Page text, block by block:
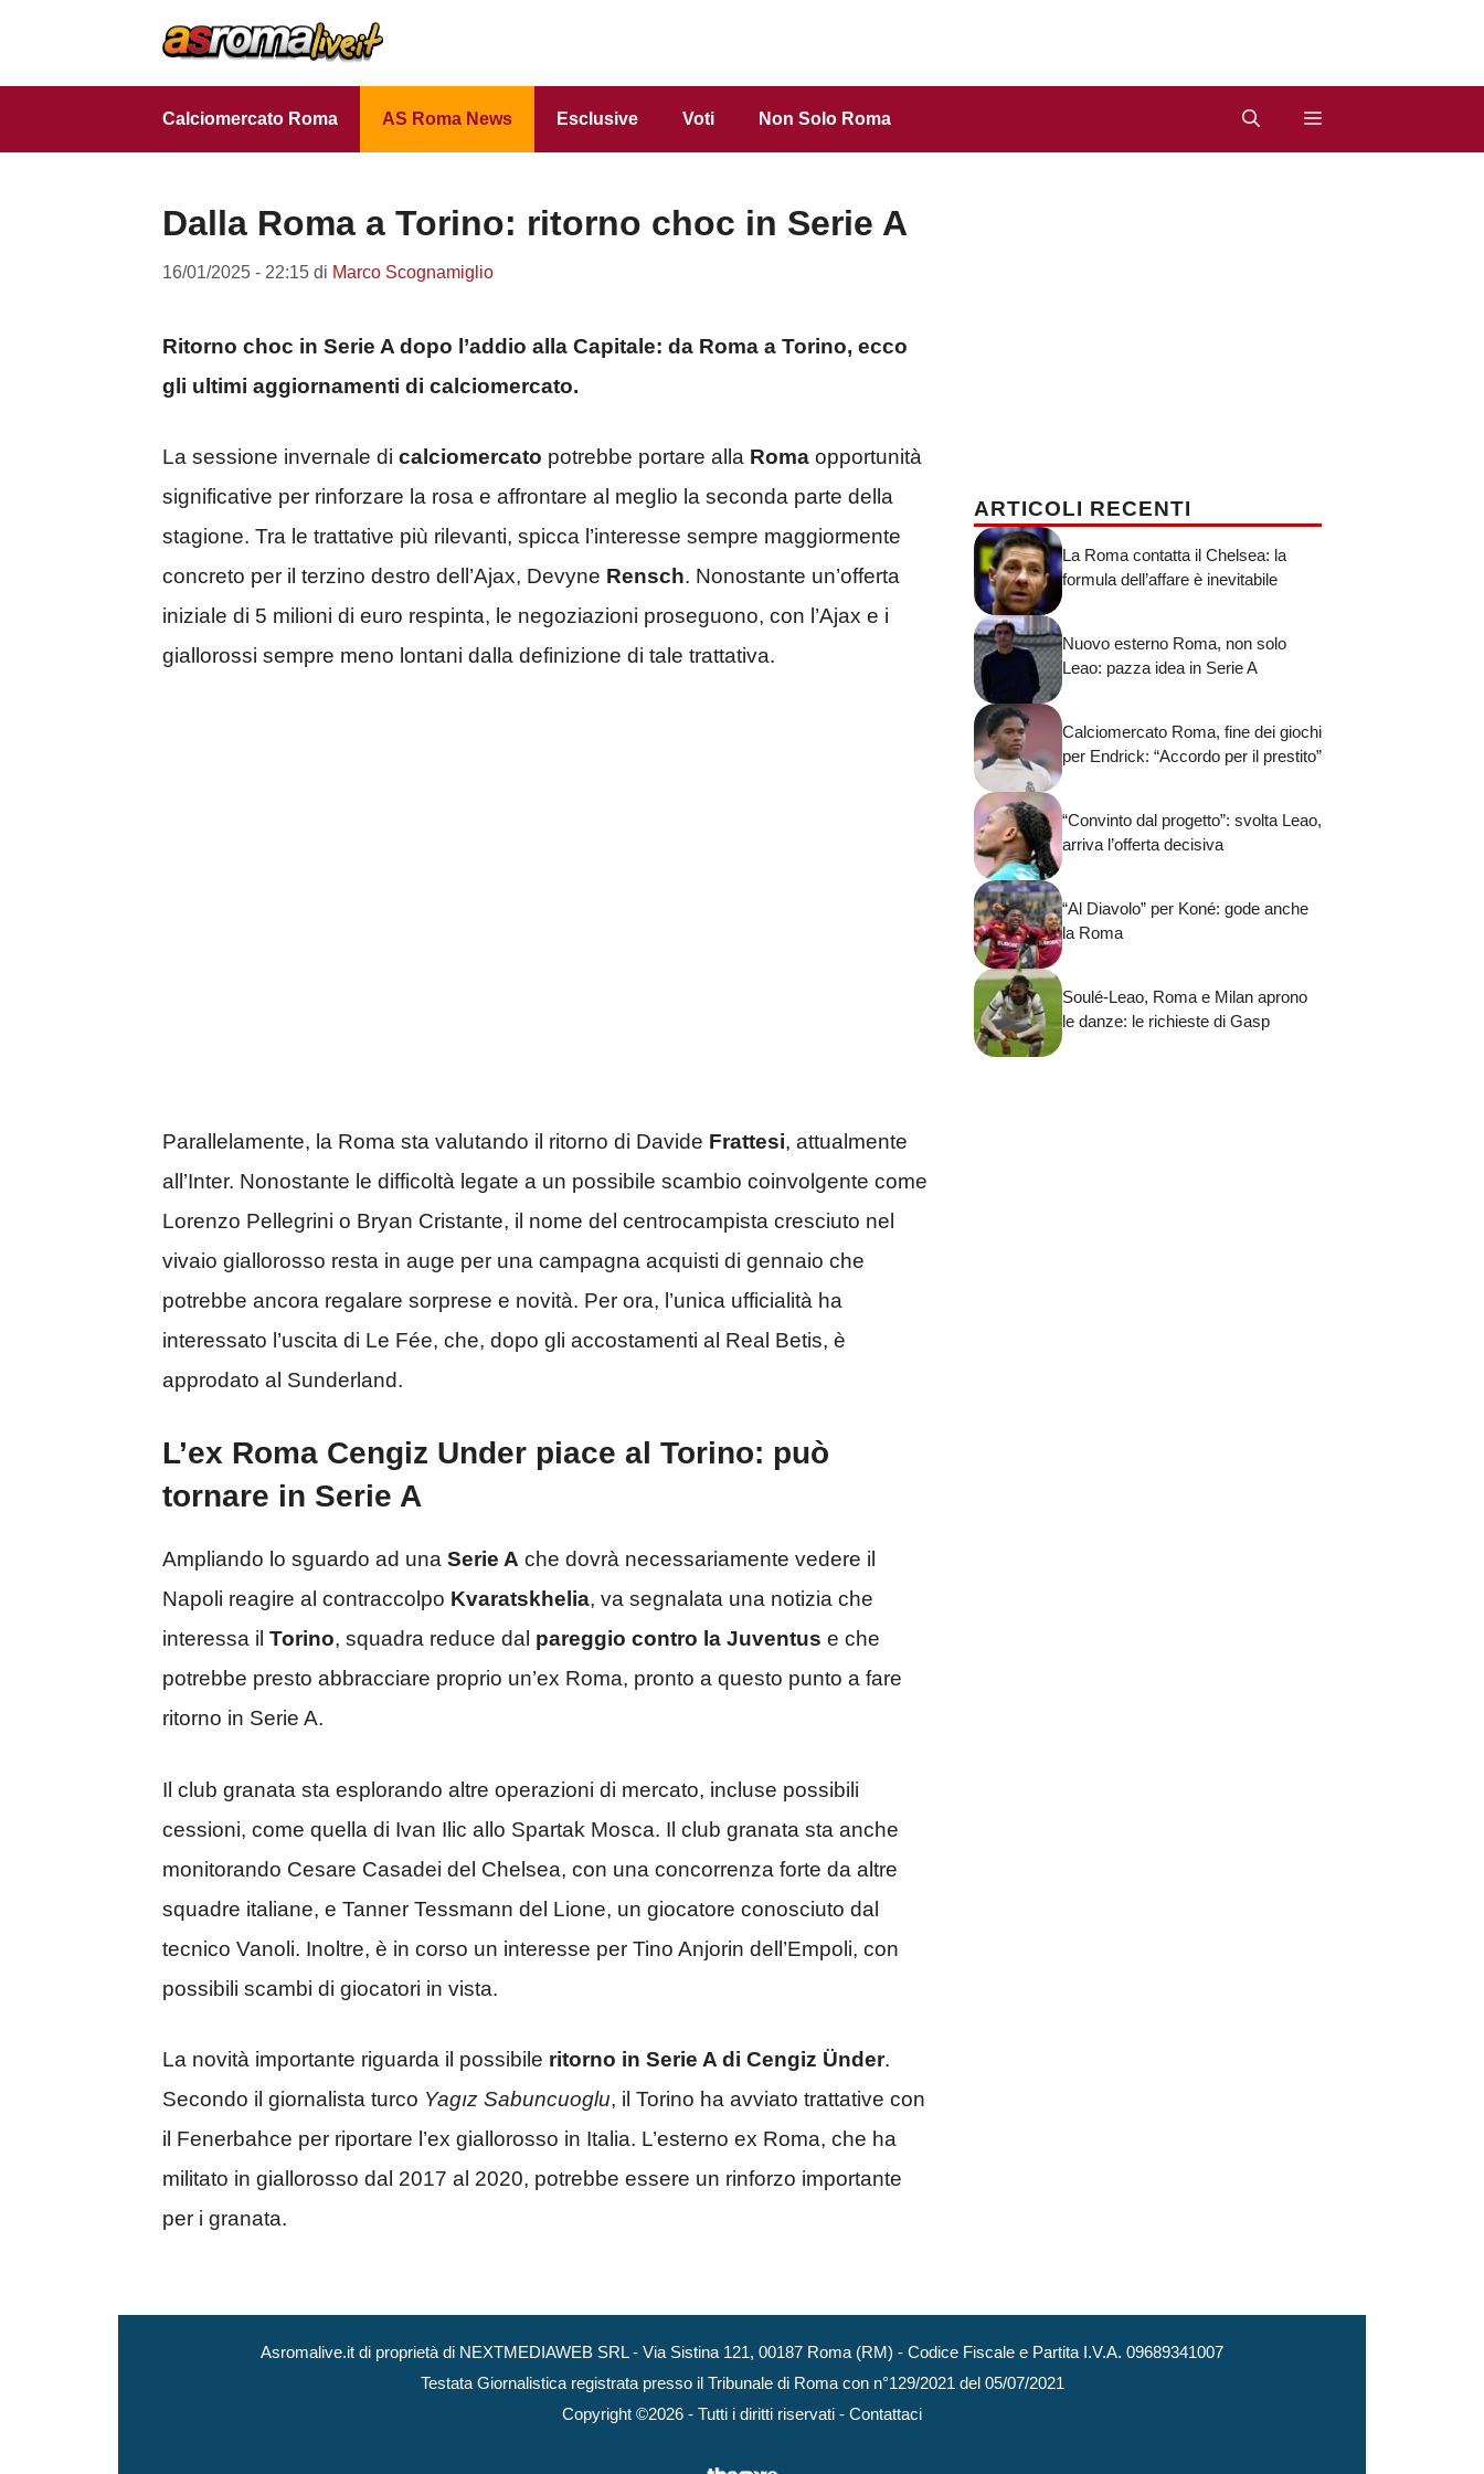
Calciomercato Roma AS Roma News Esclusive Voti Non Solo Roma
Dalla Roma a Torino: ritorno choc in Serie A
16/01/2025 - 22:15 di Marco Scognamiglio
Ritorno choc in Serie A dopo l’addio alla Capitale: da Roma a Torino, ecco
gli ultimi aggiornamenti di calciomercato.
La sessione invernale di calciomercato potrebbe portare alla Roma opportunità
significative per rinforzare la rosa e affrontare al meglio la seconda parte della
stagione. Tra le trattative più rilevanti, spicca l’interesse sempre maggiormente
concreto per il terzino destro dell’Ajax, Devyne Rensch. Nonostante un’offerta
iniziale di 5 milioni di euro respinta, le negoziazioni proseguono, con l’Ajax e i
giallorossi sempre meno lontani dalla definizione di tale trattativa.
Parallelamente, la Roma sta valutando il ritorno di Davide Frattesi, attualmente
all’Inter. Nonostante le difficoltà legate a un possibile scambio coinvolgente come
Lorenzo Pellegrini o Bryan Cristante, il nome del centrocampista cresciuto nel
vivaio giallorosso resta in auge per una campagna acquisti di gennaio che
potrebbe ancora regalare sorprese e novità. Per ora, l’unica ufficialità ha
interessato l’uscita di Le Fée, che, dopo gli accostamenti al Real Betis, è
approdato al Sunderland.
L’ex Roma Cengiz Under piace al Torino: può
tornare in Serie A
Ampliando lo sguardo ad una Serie A che dovrà necessariamente vedere il
Napoli reagire al contraccolpo Kvaratskhelia, va segnalata una notizia che
interessa il Torino, squadra reduce dal pareggio contro la Juventus e che
potrebbe presto abbracciare proprio un’ex Roma, pronto a questo punto a fare
ritorno in Serie A.
Il club granata sta esplorando altre operazioni di mercato, incluse possibili
cessioni, come quella di Ivan Ilic allo Spartak Mosca. Il club granata sta anche
monitorando Cesare Casadei del Chelsea, con una concorrenza forte da altre
squadre italiane, e Tanner Tessmann del Lione, un giocatore conosciuto dal
tecnico Vanoli. Inoltre, è in corso un interesse per Tino Anjorin dell’Empoli, con
possibili scambi di giocatori in vista.
La novità importante riguarda il possibile ritorno in Serie A di Cengiz Ünder.
Secondo il giornalista turco Yagız Sabuncuoglu, il Torino ha avviato trattative con
il Fenerbahce per riportare l’ex giallorosso in Italia. L’esterno ex Roma, che ha
militato in giallorosso dal 2017 al 2020, potrebbe essere un rinforzo importante
per i granata.
ARTICOLI RECENTI
La Roma contatta il Chelsea: la
formula dell’affare è inevitabile
Nuovo esterno Roma, non solo
Leao: pazza idea in Serie A
Calciomercato Roma, fine dei giochi
per Endrick: “Accordo per il prestito”
“Convinto dal progetto”: svolta Leao,
arriva l’offerta decisiva
“Al Diavolo” per Koné: gode anche
la Roma
Soulé-Leao, Roma e Milan aprono
le danze: le richieste di Gasp
Asromalive.it di proprietà di NEXTMEDIAWEB SRL - Via Sistina 121, 00187 Roma (RM) - Codice Fiscale e Partita I.V.A. 09689341007
Testata Giornalistica registrata presso il Tribunale di Roma con n°129/2021 del 05/07/2021
Copyright ©2026 - Tutti i diritti riservati - Contattaci